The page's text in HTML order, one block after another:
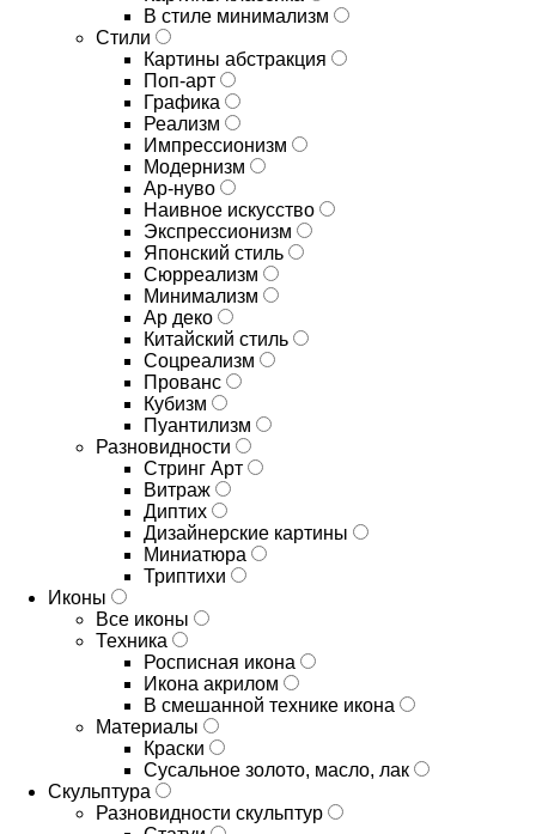
В стиле минимализм
Стили
Картины абстракция
Поп-арт
Графика
Реализм
Импрессионизм
Модернизм
Ар-нуво
Наивное искусство
Экспрессионизм
Японский стиль
Сюрреализм
Минимализм
Ар деко
Китайский стиль
Соцреализм
Прованс
Кубизм
Пуантилизм
Разновидности
Стринг Арт
Витраж
Диптих
Дизайнерские картины
Миниатюра
Триптихи
Иконы
Все иконы
Техника
Росписная икона
Икона акрилом
В смешанной технике икона
Материалы
Краски
Сусальное золото, масло, лак
Скульптура
Разновидности скульптур